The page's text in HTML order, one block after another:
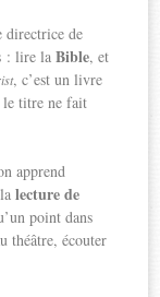
directrice de
: lire laBible, et
, c’est un livre
le titre ne fait
apprend
lalecture de
point dans
théâtre, écouter